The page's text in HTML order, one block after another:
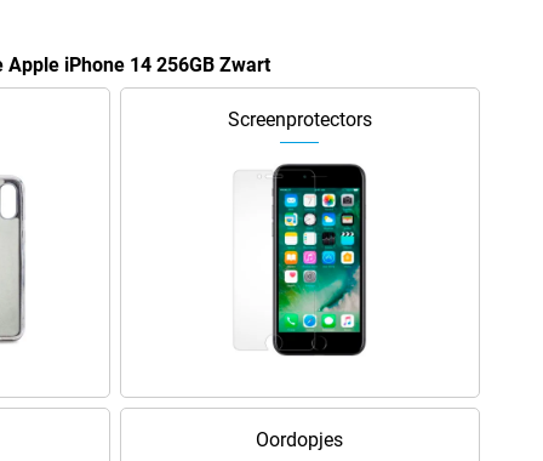
iPhone 14 256GB Zwart
Screenprotectors
Oordopjes